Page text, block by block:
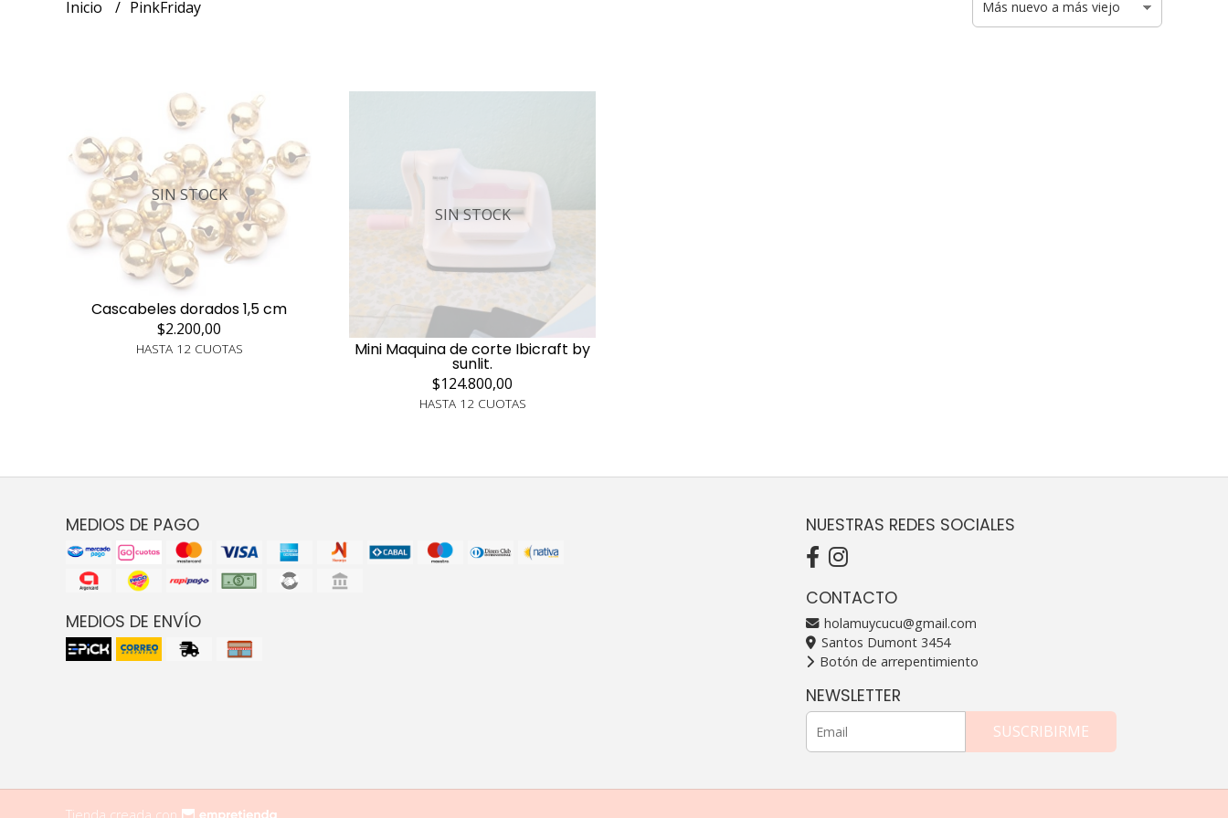
Inicio PinkFriday
SIN STOCK
Cascabeles dorados 1,5 cm
$2.200,00
HASTA 12 CUOTAS
SIN STOCK
Mini Maquina de corte Ibicraft by
sunlit.
$124.800,00
HASTA 12 CUOTAS
MEDIOS DE PAGO
MEDIOS DE ENVÍO
NUESTRAS REDES SOCIALES
CONTACTO
holamuycucu@gmail.com
Santos Dumont 3454
Botón de arrepentimiento
NEWSLETTER
SUSCRIBIRME
Tienda creada con